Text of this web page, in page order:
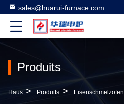
sales@huarui-furnace.com
Produits
Haus > Produits > Eisenschmelzofen